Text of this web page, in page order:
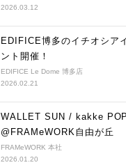
2026.03.12
EDIFICE博多のイチオシア
ント開催！
EDIFICE Le Dome 博多店
2026.02.21
WALLET SUN / kakke
@FRAMeWORK自由が丘
FRAMeWORK 本社
2026.01.20